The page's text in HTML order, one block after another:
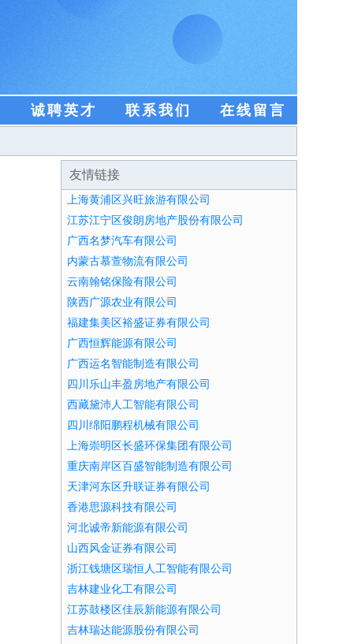
诚聘英才 联系我们 在线留言
友情链接
上海黄浦区兴旺旅游有限公司
江苏江宁区俊朗房地产股份有限公司
广西名梦汽车有限公司
内蒙古慕萱物流有限公司
云南翰铭保险有限公司
陕西广源农业有限公司
福建集美区裕盛证券有限公司
广西恒辉能源有限公司
广西运名智能制造有限公司
四川乐山丰盈房地产有限公司
西藏黛沛人工智能有限公司
四川绵阳鹏程机械有限公司
上海崇明区长盛环保集团有限公司
重庆南岸区百盛智能制造有限公司
天津河东区升联证券有限公司
香港思源科技有限公司
河北诚帝新能源有限公司
山西风金证券有限公司
浙江钱塘区瑞恒人工智能有限公司
吉林建业化工有限公司
江苏鼓楼区佳辰新能源有限公司
吉林瑞达能源股份有限公司